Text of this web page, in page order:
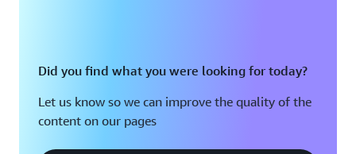
Did you find what you were looking for today?
Let us know so we can improve the quality of the
content on our pages